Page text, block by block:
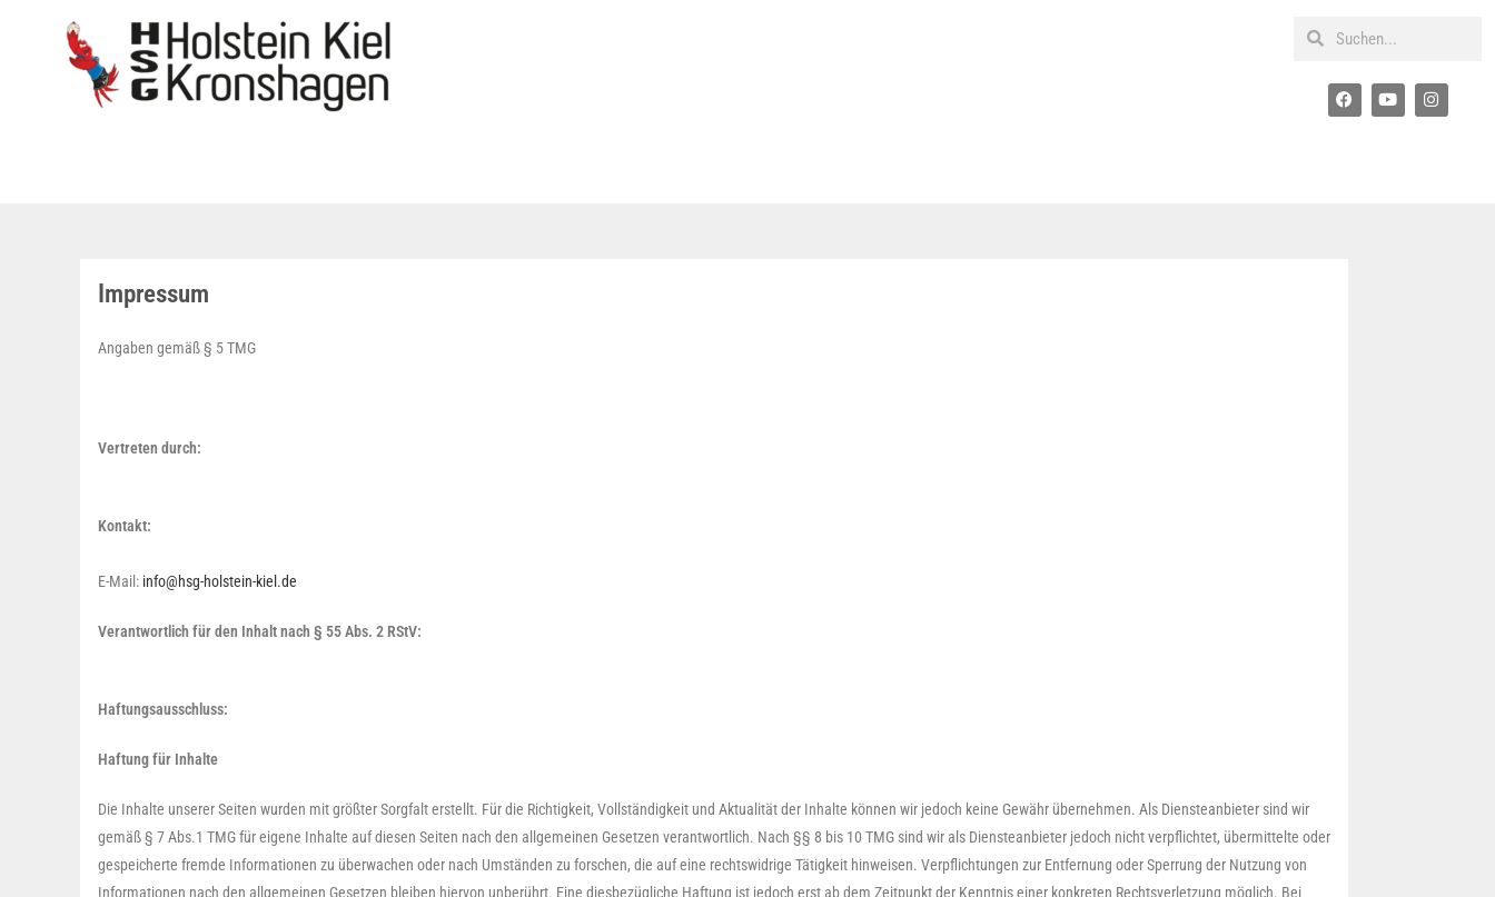
Impressum
Angaben gemäß § 5 TMG
Vertreten durch:
Kontakt:
E-Mail: info@hsg-holstein-kiel.de
Verantwortlich für den Inhalt nach § 55 Abs. 2 RStV:
Haftungsausschluss:
Haftung für Inhalte
Die Inhalte unserer Seiten wurden mit größter Sorgfalt erstellt. Für die Richtigkeit, Vollständigkeit und Aktualität der Inhalte können wir jedoch keine Gewähr übernehmen. Als Diensteanbieter sind wir
gemäß § 7 Abs.1 TMG für eigene Inhalte auf diesen Seiten nach den allgemeinen Gesetzen verantwortlich. Nach §§ 8 bis 10 TMG sind wir als Diensteanbieter jedoch nicht verpflichtet, übermittelte oder
gespeicherte fremde Informationen zu überwachen oder nach Umständen zu forschen, die auf eine rechtswidrige Tätigkeit hinweisen. Verpflichtungen zur Entfernung oder Sperrung der Nutzung von
Informationen nach den allgemeinen Gesetzen bleiben hiervon unberührt. Eine diesbezügliche Haftung ist jedoch erst ab dem Zeitpunkt der Kenntnis einer konkreten Rechtsverletzung möglich. Bei